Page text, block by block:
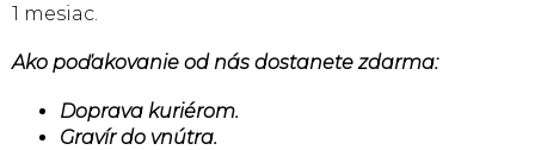
1 mesiac.
Ako poďakovanie od nás dostanete zdarma:
Doprava kuriérom.
Gravír do vnútra.